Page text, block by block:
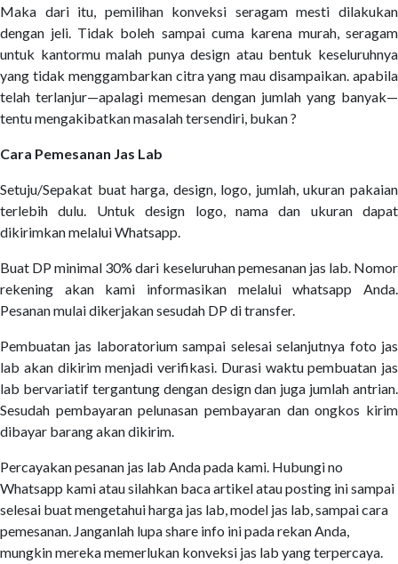
Maka dari itu, pemilihan konveksi seragam mesti dilakukan
dengan jeli. Tidak boleh sampai cuma karena murah, seragam
untuk kantormu malah punya design atau bentuk keseluruhnya
yang tidak menggambarkan citra yang mau disampaikan. apabila
telah terlanjur—apalagi memesan dengan jumlah yang banyak—
tentu mengakibatkan masalah tersendiri, bukan ?
Cara Pemesanan Jas Lab
Setuju/Sepakat buat harga, design, logo, jumlah, ukuran pakaian
terlebih dulu. Untuk design logo, nama dan ukuran dapat
dikirimkan melalui Whatsapp.
Buat DP minimal 30% dari keseluruhan pemesanan jas lab. Nomor
rekening akan kami informasikan melalui whatsapp Anda.
Pesanan mulai dikerjakan sesudah DP di transfer.
Pembuatan jas laboratorium sampai selesai selanjutnya foto jas
lab akan dikirim menjadi verifikasi. Durasi waktu pembuatan jas
lab bervariatif tergantung dengan design dan juga jumlah antrian.
Sesudah pembayaran pelunasan pembayaran dan ongkos kirim
dibayar barang akan dikirim.
Percayakan pesanan jas lab Anda pada kami. Hubungi no
Whatsapp kami atau silahkan baca artikel atau posting ini sampai
selesai buat mengetahui harga jas lab, model jas lab, sampai cara
pemesanan. Janganlah lupa share info ini pada rekan Anda,
mungkin mereka memerlukan konveksi jas lab yang terpercaya.